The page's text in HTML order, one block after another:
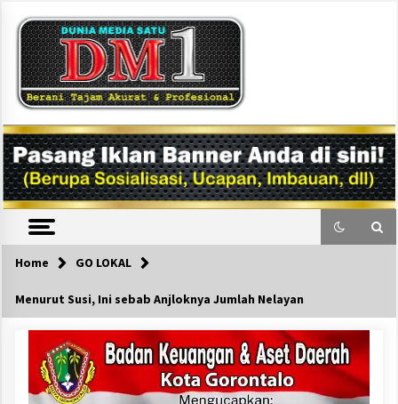
content
DM1
Home GO LOKAL
Menurut Susi, Ini sebab Anjloknya Jumlah Nelayan